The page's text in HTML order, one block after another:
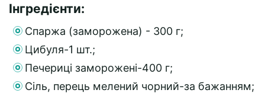
Інгредієнти:
Спаржа (заморожена) - 300 г;
Цибуля-1 шт.;
Печериці заморожені-400 г;
Сіль, перець мелений чорний-за бажанням;